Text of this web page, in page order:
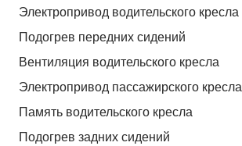
Электропривод водительского кресла
Подогрев передних сидений
Вентиляция водительского кресла
Электропривод пассажирского кресла
Память водительского кресла
Подогрев задних сидений